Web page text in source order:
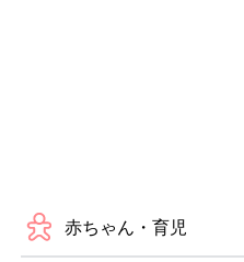
赤ちゃん・育児